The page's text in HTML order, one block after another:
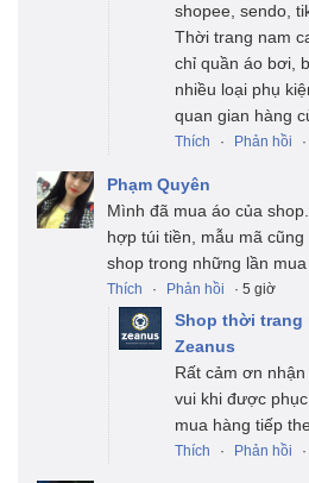
shopee, sendo,
Thời trang nam
chỉ quần áo bơi,
nhiều loại phụ
quan gian hàng
Thích · Phản hồi
Phạm Quyên
Mình đã mua áo của
hợp túi tiền, mẫu mã
shop trong những lần mua
Thích · Phản hồi · 5 giờ
Shop thời trang
Zeanus
Rất cảm ơn
vui khi được
mua hàng tiếp
Thích · Phản hồi